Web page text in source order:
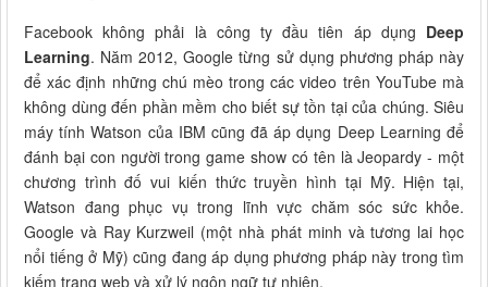
Facebook không phải là công ty đầu tiên áp dụng Deep
Learning. Năm 2012, Google từng sử dụng phương pháp này
để xác định những chú mèo trong các video trên YouTube mà
không dùng đến phần mềm cho biết sự tồn tại của chúng. Siêu
máy tính Watson của IBM cũng đã áp dụng Deep Learning để
đánh bại con người trong game show có tên là Jeopardy - một
chương trình đố vui kiến thức truyền hình tại Mỹ. Hiện tại,
Watson đang phục vụ trong lĩnh vực chăm sóc sức khỏe.
Google và Ray Kurzweil (một nhà phát minh và tương lai học
nổi tiếng ở Mỹ) cũng đang áp dụng phương pháp này trong tìm
kiếm trang web và xử lý ngôn ngữ tự nhiên.